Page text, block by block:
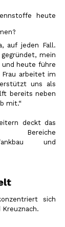
heute
auf jeden Fall.
mein
heute führe
arbeitet im
uns als
bereits neben
mit.“
deckt das
Bereiche
und
sich
Kreuznach.